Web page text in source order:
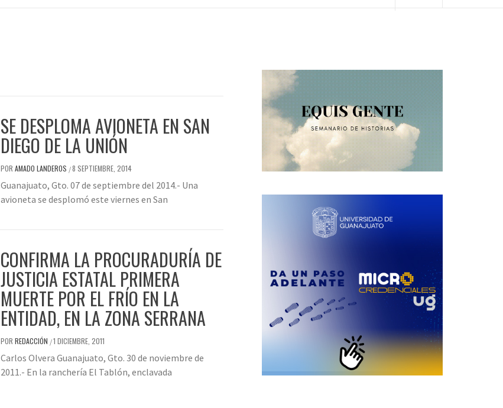
SE DESPLOMA AVIONETA EN SAN
DIEGO DE LA UNIÓN
POR AMADO LANDEROS /8 SEPTIEMBRE, 2014
Guanajuato, Gto. 07 de septiembre del 2014.- Una
avioneta se desplomó este viernes en San
CONFIRMA LA PROCURADURÍA DE
JUSTICIA ESTATAL PRIMERA
MUERTE POR EL FRÍO EN LA
ENTIDAD, EN LA ZONA SERRANA
POR REDACCIÓN /1 DICIEMBRE, 2011
Carlos Olvera Guanajuato, Gto. 30 de noviembre de
2011.- En la ranchería El Tablón, enclavada